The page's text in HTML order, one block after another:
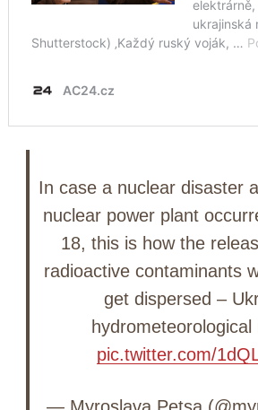
In case a nuclear disaster
nuclear power plant
18, this is how the
radioactive contaminants
get dispersed –
hydrometeorological
pic.twitter.com/